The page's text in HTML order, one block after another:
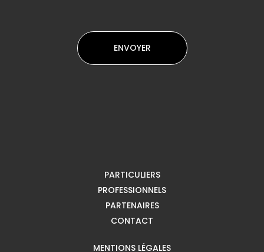
PARTICULIERS
PROFESSIONNELS
PARTENAIRES
CONTACT
MENTIONS LÉGALES